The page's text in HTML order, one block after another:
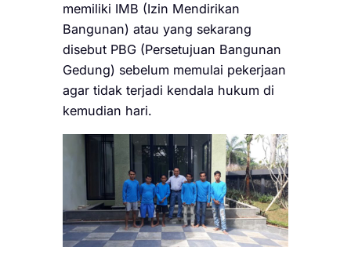
memiliki IMB (Izin Mendirikan
Bangunan) atau yang sekarang
disebut PBG (Persetujuan Bangunan
Gedung) sebelum memulai pekerjaan
agar tidak terjadi kendala hukum di
kemudian hari.